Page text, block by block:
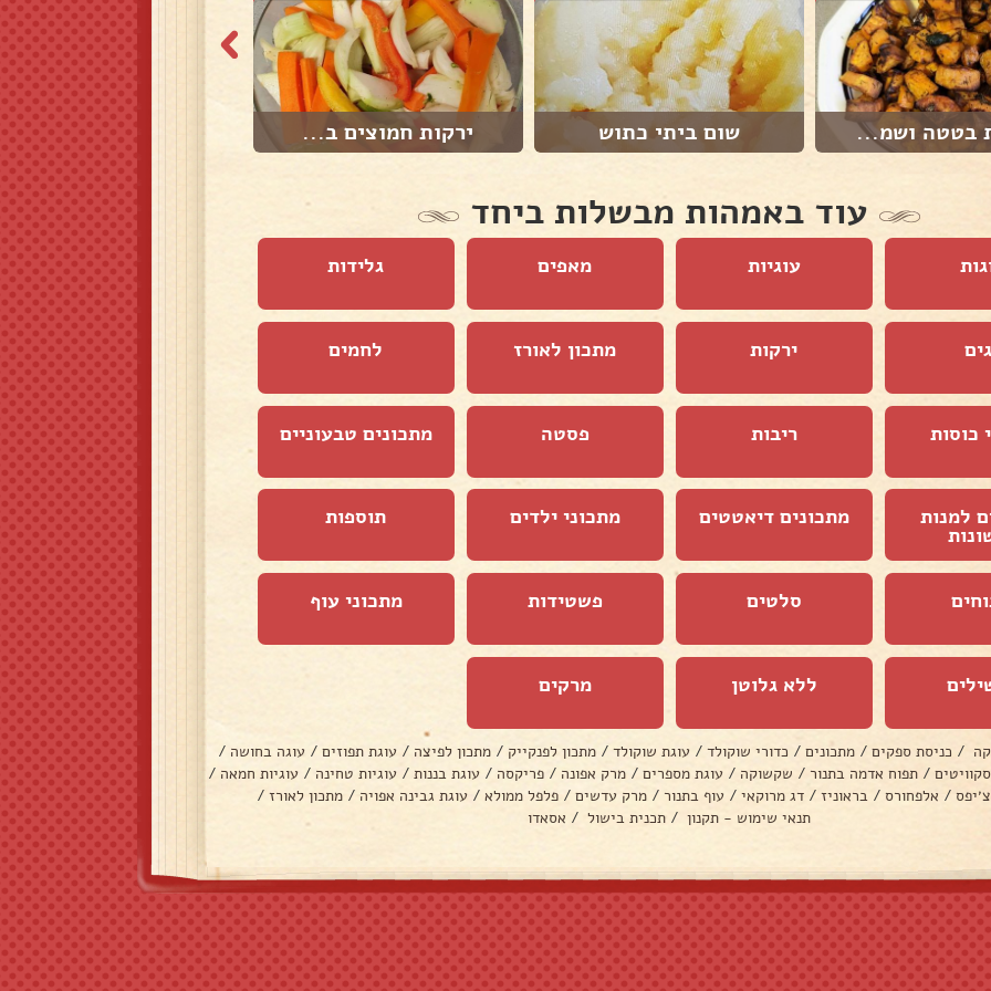
בטטה ושמ... שום ביתי כתוש ירקות חמוצים ב...
עוד באמהות מבשלות ביחד
עוגיות מאפים גלידות
ירקות מתכון לאורז לחמים
כוסות ריבות פסטה מתכונים טבעוניים
למנות מתכונים דיאטטים מתכוני ילדים תוספות
סלטים פשטידות מתכוני עוף
ללא גלוטן מרקים
/ כניסת ספקים / מתכונים / כדורי שוקולד / עוגת שוקולד / מתכון לפנקייק / מתכון לפיצה / עוגת תפוזים / עוגה בחושה /
/ תפוח אדמה בתנור / שקשוקה / עוגת מספרים / מרק אפונה / פריקסה / עוגת בננות / עוגיות טחינה / עוגיות חמאה /
/ אלפחורס / בראוניז / דג מרוקאי / עוף בתנור / מרק עדשים / פלפל ממולא / עוגת גבינה אפויה / מתכון לאורז /
תנאי שימוש - תקנון / תכנית בישול / אסאדו